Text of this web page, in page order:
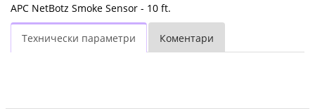
APC NetBotz Smoke Sensor - 10 ft.
Технически параметри Коментари